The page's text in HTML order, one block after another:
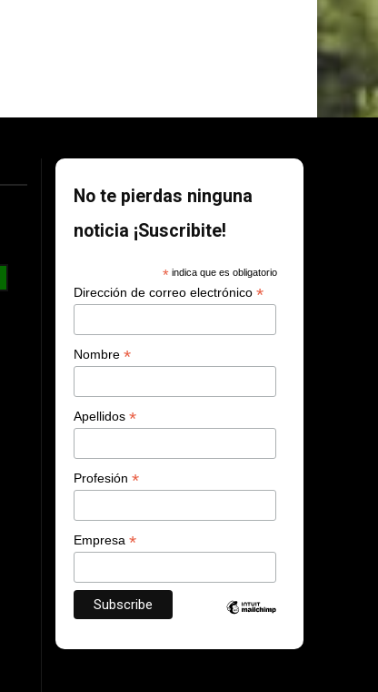
No te pierdas ninguna
noticia ¡Suscribite!
*indica que es obligatorio
Dirección de correo electrónico*
Nombre*
Apellidos*
Profesión*
Empresa*